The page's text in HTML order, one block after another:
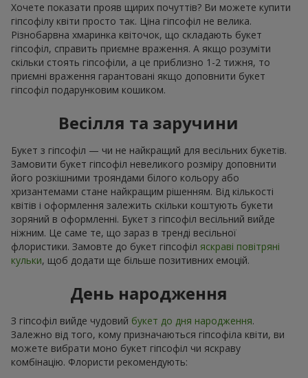
Хочете показати прояв щирих почуттів? Ви можете купити
гіпсофілу квіти просто так. Ціна гіпсофіл не велика.
Різнобарвна хмаринка квіточок, що складають букет
гіпсофіл, справить приємне враження. А якщо розуміти
скільки стоять гіпсофіли, а це приблизно 1-2 тижня, то
приємні враження гарантовані якщо доповнити букет
гіпсофіл подарунковим кошиком.
Весілля та заручини
Букет з гіпсофіл — чи не найкращий для весільних букетів.
Замовити букет гіпсофіл невеликого розміру доповнити
його розкішними трояндами білого кольору або
хризантемами стане найкращим рішенням. Від кількості
квітів і оформлення залежить скільки коштують букети
зоряний в оформленні. Букет з гіпсофіл весільний вийде
ніжним. Це саме те, що зараз в тренді весільної
флористики. Замовте до букет гіпсофіл яскраві повітряні
кульки, щоб додати ще більше позитивних емоцій.
День народження
З гіпсофіл вийде чудовий букет до дня народження.
Залежно від того, кому призначаються гіпсофіла квіти, ви
можете вибрати моно букет гіпсофіл чи яскраву
комбінацію. Флористи рекомендують: